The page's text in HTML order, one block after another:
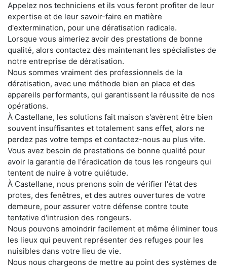
Appelez nos techniciens et ils vous feront profiter de leur
expertise et de leur savoir-faire en matière
d'extermination, pour une dératisation radicale.
Lorsque vous aimeriez avoir des prestations de bonne
qualité, alors contactez dès maintenant les spécialistes de
notre entreprise de dératisation.
Nous sommes vraiment des professionnels de la
dératisation, avec une méthode bien en place et des
appareils performants, qui garantissent la réussite de nos
opérations.
À Castellane, les solutions fait maison s'avèrent être bien
souvent insuffisantes et totalement sans effet, alors ne
perdez pas votre temps et contactez-nous au plus vite.
Vous avez besoin de prestations de bonne qualité pour
avoir la garantie de l'éradication de tous les rongeurs qui
tentent de nuire à votre quiétude.
À Castellane, nous prenons soin de vérifier l'état des
protes, des fenêtres, et des autres ouvertures de votre
demeure, pour assurer votre défense contre toute
tentative d'intrusion des rongeurs.
Nous pouvons amoindrir facilement et même éliminer tous
les lieux qui peuvent représenter des refuges pour les
nuisibles dans votre lieu de vie.
Nous nous chargeons de mettre au point des systèmes de